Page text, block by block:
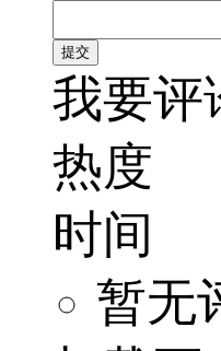
我要评
热度
时间
暂无